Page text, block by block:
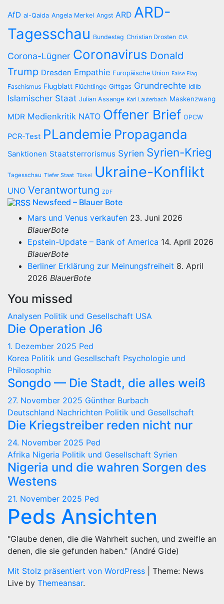
AfD al-Qaida Angela Merkel Angst ARD ARD-
Tagesschau Bundestag Christian Drosten CIA
Corona-Lügner Coronavirus Donald
Trump Dresden Empathie Europäische Union False Flag
Faschismus Flugblatt Flüchtlinge Giftgas Grundrechte Idlib
Islamischer Staat Julian Assange Karl Lauterbach Maskenzwang
MDR Medienkritik NATO Offener Brief OPCW
PCR-Test PLandemie Propaganda
Sanktionen Staatsterrorismus Syrien Syrien-Krieg
Tagesschau Tiefer Staat Türkei Ukraine-Konflikt
UNO Verantwortung ZDF
Newsfeed – Blauer Bote
Mars und Venus verkaufen 23. Juni 2026
BlauerBote
Epstein-Update – Bank of America 14. April 2026
BlauerBote
Berliner Erklärung zur Meinungsfreiheit 8. April
2026 BlauerBote
You missed
Analysen Politik und Gesellschaft USA
Die Operation J6
1. Dezember 2025 Ped
Korea Politik und Gesellschaft Psychologie und
Philosophie
Songdo — Die Stadt, die alles weiß
27. November 2025 Günther Burbach
Deutschland Nachrichten Politik und Gesellschaft
Die Kriegstreiber reden nicht nur
24. November 2025 Ped
Afrika Nigeria Politik und Gesellschaft Syrien
Nigeria und die wahren Sorgen des
Westens
21. November 2025 Ped
Peds Ansichten
"Glaube denen, die die Wahrheit suchen, und zweifle an
denen, die sie gefunden haben." (André Gide)
Mit Stolz präsentiert von WordPress
Theme: News
Live by Themeansar.